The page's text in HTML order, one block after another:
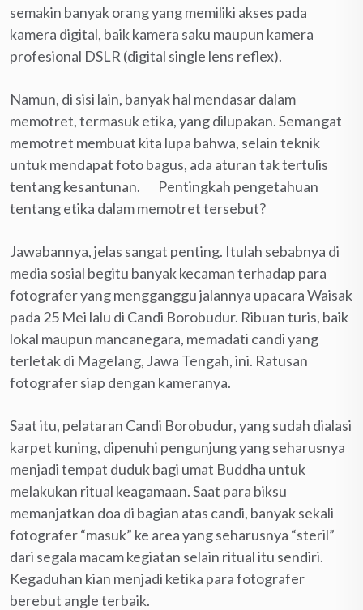
semakin banyak orang yang memiliki akses pada
kamera digital, baik kamera saku maupun kamera
profesional DSLR (digital single lens reflex).
Namun, di sisi lain, banyak hal mendasar dalam
memotret, termasuk etika, yang dilupakan. Semangat
memotret membuat kita lupa bahwa, selain teknik
untuk mendapat foto bagus, ada aturan tak tertulis
tentang kesantunan. Pentingkah pengetahuan
tentang etika dalam memotret tersebut?
Jawabannya, jelas sangat penting. Itulah sebabnya di
media sosial begitu banyak kecaman terhadap para
fotografer yang mengganggu jalannya upacara Waisak
pada 25 Mei lalu di Candi Borobudur. Ribuan turis, baik
lokal maupun mancanegara, memadati candi yang
terletak di Magelang, Jawa Tengah, ini. Ratusan
fotografer siap dengan kameranya.
Saat itu, pelataran Candi Borobudur, yang sudah dialasi
karpet kuning, dipenuhi pengunjung yang seharusnya
menjadi tempat duduk bagi umat Buddha untuk
melakukan ritual keagamaan. Saat para biksu
memanjatkan doa di bagian atas candi, banyak sekali
fotografer “masuk” ke area yang seharusnya “steril”
dari segala macam kegiatan selain ritual itu sendiri.
Kegaduhan kian menjadi ketika para fotografer
berebut angle terbaik.